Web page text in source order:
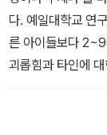
다. 예일대학교 연
른 아이들보다
괴롭힘과 타인에
나 여기에서도 상